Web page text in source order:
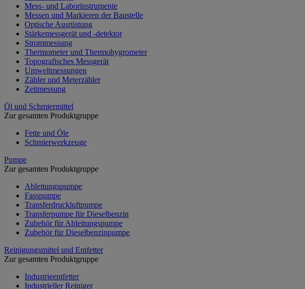
Mess- und Laborinstrumente
Messen und Markieren der Baustelle
Optische Ausrüstung
Stärkemessgerät und -detektor
Strommessung
Thermometer und Thermohygrometer
Topografisches Messgerät
Umweltmessungen
Zähler und Meterzähler
Zeitmessung
Öl und Schmiermittel
Zur gesamten Produktgruppe
Fette und Öle
Schmierwerkzeuge
Pumpe
Zur gesamten Produktgruppe
Ableitungspumpe
Fasspumpe
Transferdruckluftpumpe
Transferpumpe für Dieselbenzin
Zubehör für Ableitungspumpe
Zubehör für Dieselbenzinpumpe
Reinigungsmittel und Entfetter
Zur gesamten Produktgruppe
Industrieentfetter
Industrieller Reiniger